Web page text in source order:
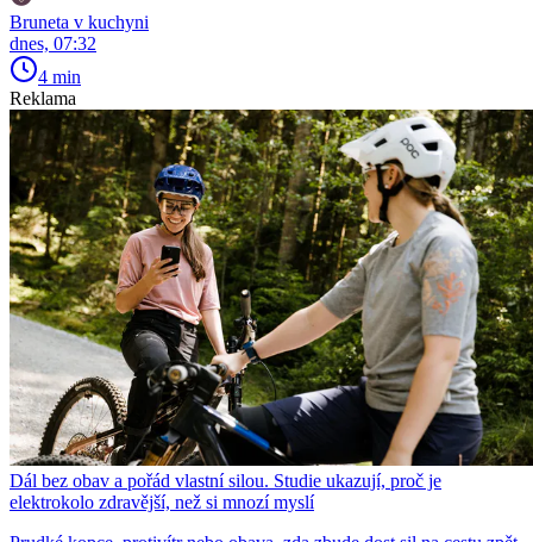
Bruneta v kuchyni
dnes, 07:32
4 min
Reklama
Dál bez obav a pořád vlastní silou. Studie ukazují, proč je
elektrokolo zdravější, než si mnozí myslí